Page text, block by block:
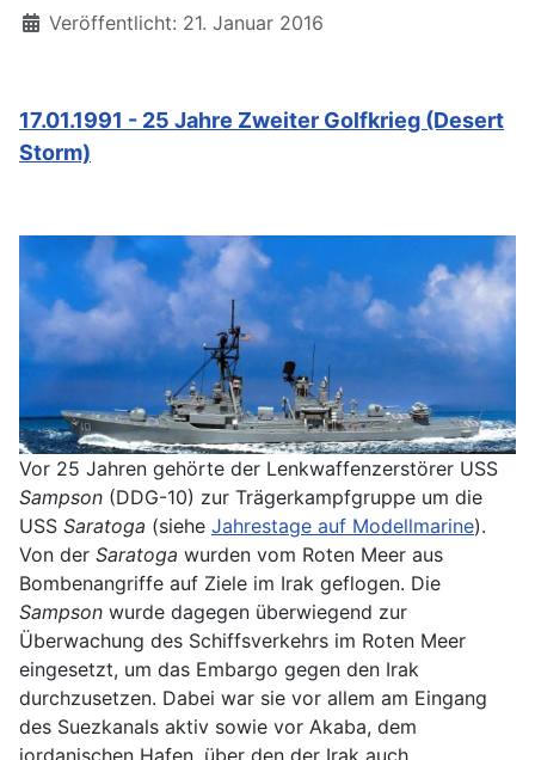
Details
Veröffentlicht: 21. Januar 2016
17.01.1991 - 25 Jahre Zweiter Golfkrieg (Desert
Storm)
Vor 25 Jahren gehörte der Lenkwaffenzerstörer USS
Sampson (DDG-10) zur Trägerkampfgruppe um die
USS Saratoga (siehe Jahrestage auf Modellmarine).
Von der Saratoga wurden vom Roten Meer aus
Bombenangriffe auf Ziele im Irak geflogen. Die
Sampson wurde dagegen überwiegend zur
Überwachung des Schiffsverkehrs im Roten Meer
eingesetzt, um das Embargo gegen den Irak
durchzusetzen. Dabei war sie vor allem am Eingang
des Suezkanals aktiv sowie vor Akaba, dem
jordanischen Hafen, über den der Irak auch